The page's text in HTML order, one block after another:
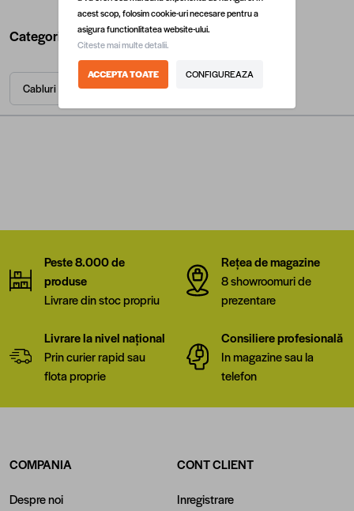
Categorii utile
Cabluri Electrice Tipuri de cabluri
Peste 8.000 de
produse
Livrare din stoc propriu
Rețea de magazine
8 showroomuri de
prezentare
Livrare la nivel național
Prin curier rapid sau
flota proprie
Consiliere profesională
In magazine sau la
telefon
COMPANIA
Despre noi
CONT CLIENT
Inregistrare
acest scop, folosim cookie-uri necesare pentru a
asigura functionlitatea website-ului.
Citeste mai multe detalii.
ACCEPTA TOATE CONFIGUREAZA